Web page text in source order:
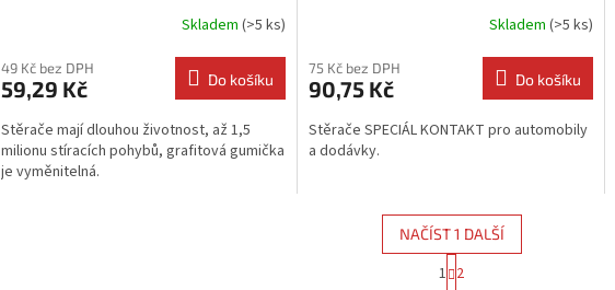
Skladem (>5 ks)
49 Kč bez DPH
59,29 Kč Do košíku
Stěrače mají dlouhou životnost, až 1,5
milionu stíracích pohybů, grafitová gumička
je vyměnitelná.
Skladem (>5 ks)
75 Kč bez DPH
90,75 Kč Do košíku
Stěrače SPECIÁL KONTAKT pro automobily
a dodávky.
O
NAČÍST 1 DALŠÍ
t
1 2